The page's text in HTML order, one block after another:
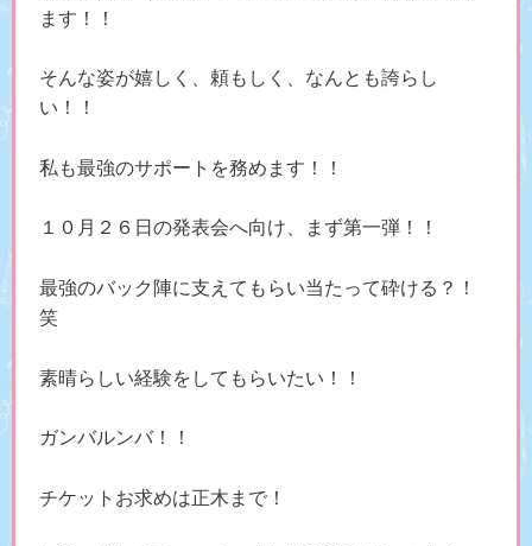
ます！！
そんな姿が嬉しく、頼もしく、なんとも誇らし
い！！
私も最強のサポートを務めます！！
１０月２６日の発表会へ向け、まず第一弾！！
最強のバック陣に支えてもらい当たって砕ける？！
笑
素晴らしい経験をしてもらいたい！！
ガンバルンバ！！
チケットお求めは正木まで！